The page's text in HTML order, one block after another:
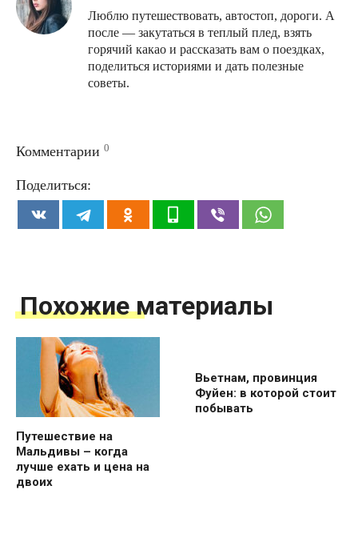
Люблю путешествовать, автостоп, дороги. А
после — закутаться в теплый плед, взять
горячий какао и рассказать вам о поездках,
поделиться историями и дать полезные
советы.
Комментарии 0
Поделиться:
Похожие материалы
Путешествие на
Мальдивы – когда
лучше ехать и цена на
двоих
Вьетнам, провинция
Фуйен: в которой стоит
побывать